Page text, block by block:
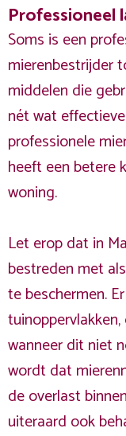
Professioneel
Soms is een
mierenbestrijder
middelen die
nét wat
professionele
heeft een betere
woning.
Let erop dat in
bestreden met
te beschermen.
wanneer dit niet
wordt dat
de overlast
uiteraard ook